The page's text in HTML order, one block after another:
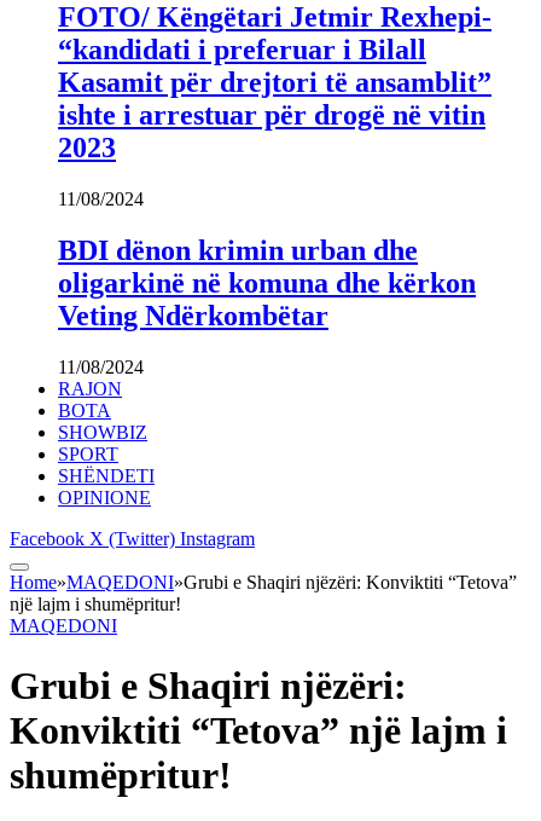
FOTO/ Këngëtari Jetmir Rexhepi-
“kandidati i preferuar i Bilall
Kasamit për drejtori të ansamblit”
ishte i arrestuar për drogë në vitin
2023
11/08/2024
BDI dënon krimin urban dhe
oligarkinë në komuna dhe kërkon
Veting Ndërkombëtar
11/08/2024
RAJON
BOTA
SHOWBIZ
SPORT
SHËNDETI
OPINIONE
Facebook X (Twitter) Instagram
Home»MAQEDONI»Grubi e Shaqiri njëzëri: Konviktiti “Tetova”
një lajm i shumëpritur!
MAQEDONI
Grubi e Shaqiri njëzëri:
Konviktiti “Tetova” një lajm i
shumëpritur!